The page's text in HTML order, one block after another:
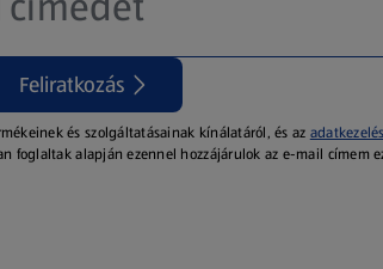
Feliratkozás
és szolgáltatásainak kínálatáról, és az
foglaltak alapján ezennel hozzájárulok az e-mail címem